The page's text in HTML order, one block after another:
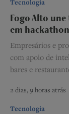
Tecnologia
Fogo Alto
em hackathon
Empresários e
com apoio de
bares e
2 dias, 9 horas atrás
Tecnologia